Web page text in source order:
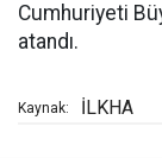
Cumhuriyeti
atandı.
Kaynak: İLKHA